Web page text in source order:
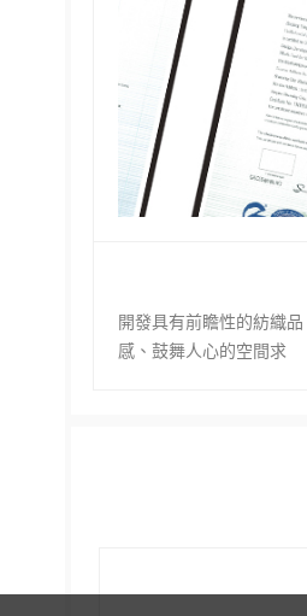
開發具有前瞻性的紡織
感、鼓舞人心的空間求